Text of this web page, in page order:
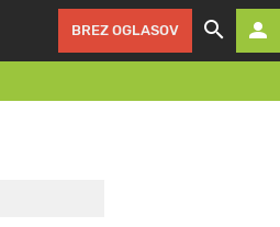
BREZ OGLASOV